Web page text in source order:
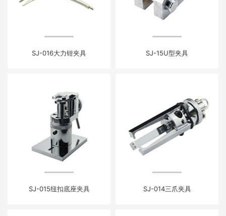
SJ-016大力钳夹具 SJ-15U型夹具
SJ-015纽扣底座夹具 SJ-014三爪夹具